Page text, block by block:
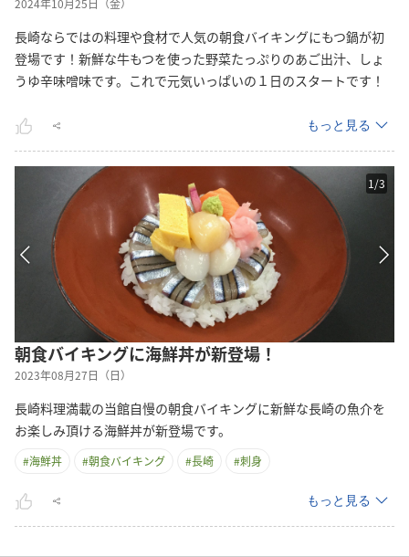
2024年10月25日（金）
長崎ならではの料理や食材で人気の朝食バイキングにもつ鍋が初
登場です！新鮮な牛もつを使った野菜たっぷりのあご出汁、しょ
うゆ辛味噌味です。これで元気いっぱいの１日のスタートです！
もっと見る
1/3
朝食バイキングに海鮮丼が新登場！
2023年08月27日（日）
長崎料理満載の当館自慢の朝食バイキングに新鮮な長崎の魚介を
お楽しみ頂ける海鮮丼が新登場です。
#海鮮丼 #朝食バイキング #長崎 #刺身
もっと見る